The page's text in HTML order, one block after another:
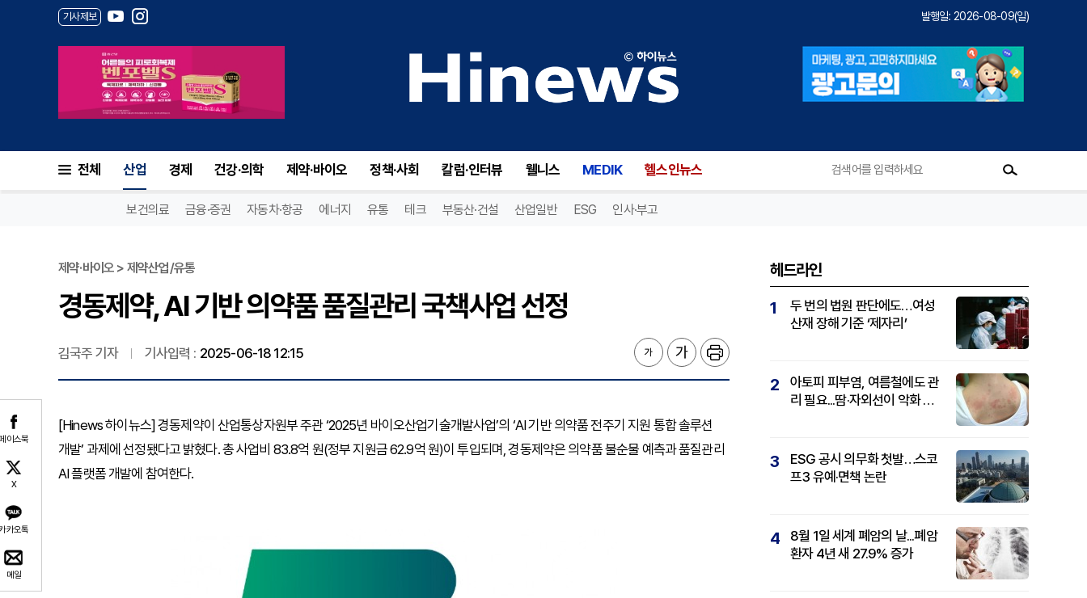
기사제보 발행일: 2026-08-09(일)
전체 산업 경제 건강·의학 제약·바이오 정책·사회 칼럼·인터뷰 웰니스 MEDIK 헬스인뉴스
보건의료 금융·증권 자동차·항공 에너지 유통 테크 부동산·건설 산업일반 ESG 인사·부고
이스북
X
카오톡
메일
제약·바이오 > 제약산업/유통
경동제약, AI 기반 의약품 품질관리 국책사업 선정
김국주 기자 기사입력 : 2025-06-18 12:15
[Hinews 하이뉴스] 경동제약이 산업통상자원부 주관 ‘2025년 바이오산업기술개발사업’의 ‘AI 기반 의약품 전주기 지원 통합 솔루션
개발’ 과제에 선정됐다고 밝혔다. 총 사업비 83.8억 원(정부 지원금 62.9억 원)이 투입되며, 경동제약은 의약품 불순물 예측과 품질관리
AI 플랫폼 개발에 참여한다.
헤드라인
1
두 번의 법원 판단에도…여성
산재 장해 기준 ‘제자리’
2
아토피 피부염, 여름철에도 관
리 필요...땀·자외선이 악화 요
3
ESG 공시 의무화 첫발…스코
프3 유예·면책 논란
4
8월 1일 세계 폐암의 날...폐암
환자 4년 새 27.9% 증가